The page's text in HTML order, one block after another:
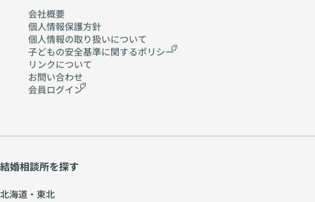
会社概要
個人情報保護方針
個人情報の取り扱いについて
子どもの安全基準に関するポリシー
リンクについて
お問い合わせ
会員ログイン
結婚相談所を探す
北海道・東北